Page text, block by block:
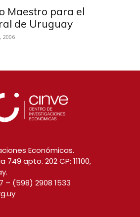
Maestro para el
de Uruguay
2006
Económicas.
apto. 202 CP: 11100,
– (598) 2908 1533